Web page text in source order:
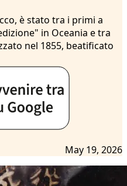
è stato tra i primi a
in Oceania e tra
nel 1855, beatificato
May 19, 2026